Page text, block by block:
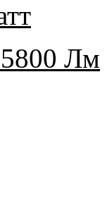
5800 Лм